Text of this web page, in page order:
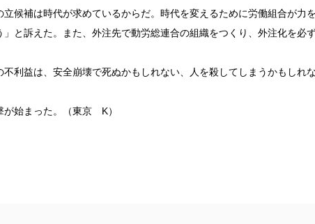
候補は時代が求めているからだ。時代を変えるために労働組合が力
と訴えた。また、外注先で動労総連合の組織をつくり、外注化を必
利益は、安全崩壊で死ぬかもしれない、人を殺してしまうかもしれ
始まった。（東京 K）